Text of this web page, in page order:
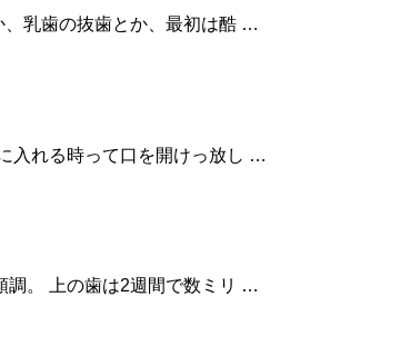
、乳歯の抜歯とか、最初は酷 …
入れる時って口を開けっ放し …
調。 上の歯は2週間で数ミリ …